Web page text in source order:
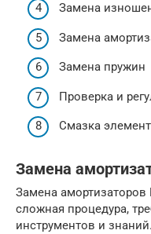
Замена
Замена
Замена пружин
Проверка и
Смазка
Замена
Замена амортизаторов
сложная процедура,
инструментов и